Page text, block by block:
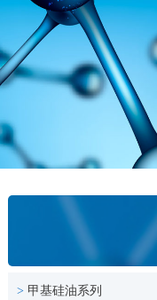
> 甲基硅油系列